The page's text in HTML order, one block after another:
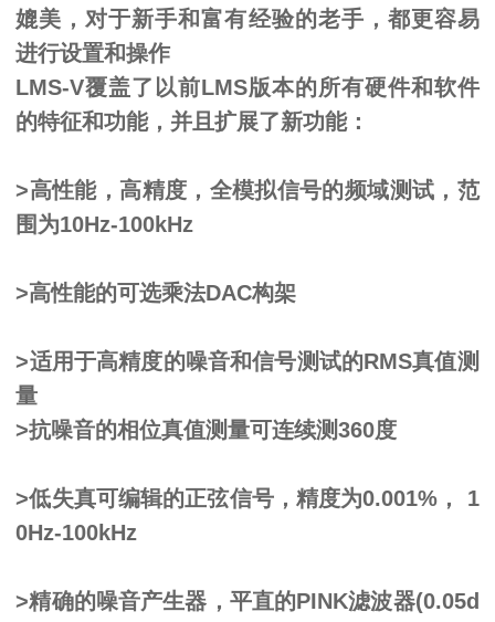
媲美，对于新手和富有经验的老手，都更容易
进行设置和操作
LMS-V覆盖了以前LMS版本的所有硬件和软件
的特征和功能，并且扩展了新功能：
>高性能，高精度，全模拟信号的频域测试，范
围为10Hz-100kHz
>高性能的可选乘法DAC构架
>适用于高精度的噪音和信号测试的RMS真值测
量
>抗噪音的相位真值测量可连续测360度
>低失真可编辑的正弦信号，精度为0.001%， 1
0Hz-100kHz
>精确的噪音产生器，平直的PINK滤波器(0.05d